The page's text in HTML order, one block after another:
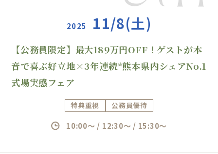
2025 11/8(土)
【公務員限定】最大189万円OFF！ゲストが本
音で喜ぶ好立地×3年連続*熊本県内シェアNo.1
式場実感フェア
特典重視 公務員優待
10:00～ / 12:30～ / 15:30～